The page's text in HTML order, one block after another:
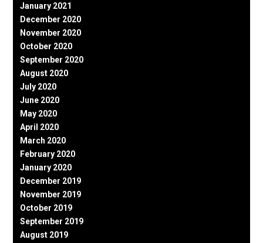
January 2021
December 2020
November 2020
October 2020
September 2020
August 2020
July 2020
June 2020
May 2020
April 2020
March 2020
February 2020
January 2020
December 2019
November 2019
October 2019
September 2019
August 2019